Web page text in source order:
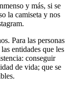
y más, si se
la camiseta y nos
Para las personas
entidades que les
conseguir
de vida; que se